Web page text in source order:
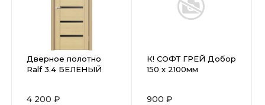
Дверное полотно
Ralf 3.4 БЕЛЁНЫЙ
4 200 ₽
К! СОФТ ГРЕЙ Добор
150 х 2100мм
900 ₽